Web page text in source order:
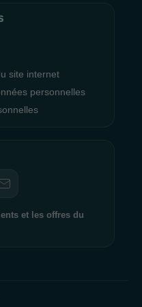
Programme Fidélité
aucentre commercial La
et en présentant
vous pouvez
Attend
impatiente de vous
expérience shopping
shopping inoubliable
site internet
personnelles
et les offres du